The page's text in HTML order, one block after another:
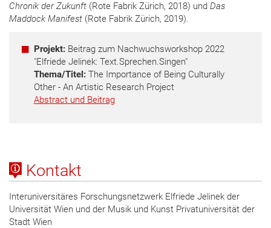
Chronik der Zukunft (Rote Fabrik Zürich, 2018) und Das
Maddock Manifest (Rote Fabrik Zürich, 2019).
Projekt: Beitrag zum Nachwuchsworkshop 2022
"Elfriede Jelinek: Text.Sprechen.Singen"
Thema/Titel:The Importance of Being Culturally
Other - An Artistic Research Project
Abstract und Beitrag
Kontakt
Interuniversitäres Forschungsnetzwerk Elfriede Jelinek der
Universität Wien und der Musik und Kunst Privatuniversität der
Stadt Wien